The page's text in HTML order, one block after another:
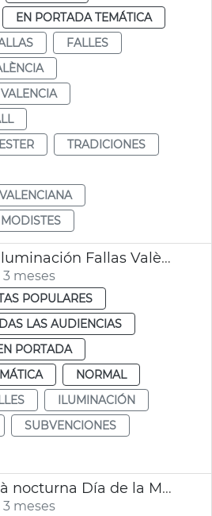
EN PORTADA TEMÁTICA
FALLES
TRADICIONES
Subvenciones iluminación Fallas València
meses
POPULARES
LAS AUDIENCIAS
PORTADA
NORMAL
ILUMINACIÓN
SUBVENCIONES
Sorteo mascletà nocturna Día de la Madre València
meses